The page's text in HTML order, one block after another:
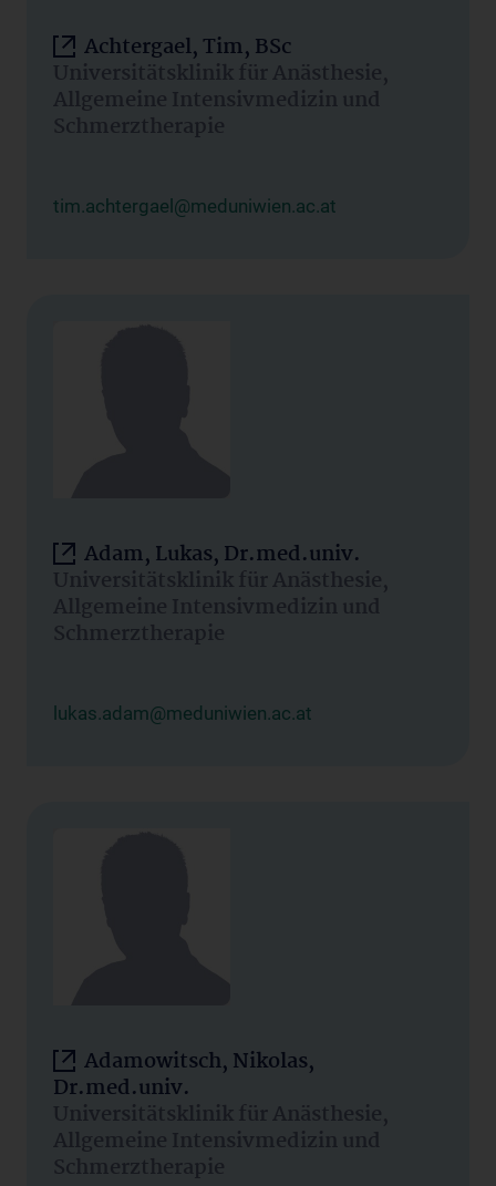
Achtergael, Tim, BSc
Universitätsklinik für Anästhesie,
Allgemeine Intensivmedizin und
Schmerztherapie
tim.achtergael@meduniwien.ac.at
Adam, Lukas, Dr.med.univ.
Universitätsklinik für Anästhesie,
Allgemeine Intensivmedizin und
Schmerztherapie
lukas.adam@meduniwien.ac.at
Adamowitsch, Nikolas,
Dr.med.univ.
Universitätsklinik für Anästhesie,
Allgemeine Intensivmedizin und
Schmerztherapie